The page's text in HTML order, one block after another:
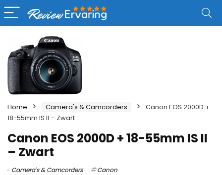
Home Camera's & Camcorders
Canon EOS 2000D +
18-55mm IS II – Zwart
Canon EOS 2000D + 18-55mm IS II
– Zwart
Camera's & Camcorders Canon